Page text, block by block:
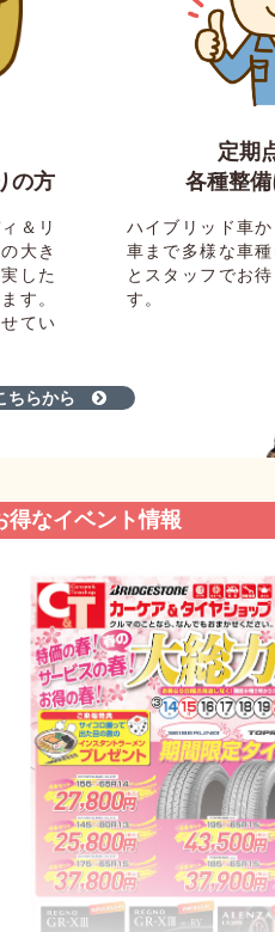
の方
＆リ
大き
した
す。
てい
定期
各種整
ハイブリッド車
車まで多様な車
とスタッフでお
す。
ちらから
得なイベント情報